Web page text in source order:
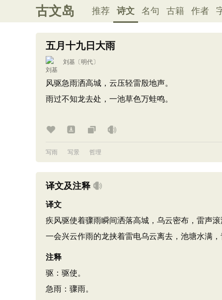
古文岛 推荐 诗文 名句 古籍 作者
五月十九日大雨
刘基 〔明代〕
风驱急雨洒高城，云压轻雷殷地声。
雨过不知龙去处，一池草色万蛙鸣。
写雨 写景 哲理
译文及注释
译文
疾风驱使着骤雨瞬间洒落高城，乌云密布，雷声滚
一会兴云作雨的龙挟着雷电乌云离去，池塘水满，
注释
驱：驱使。
急雨：骤雨。